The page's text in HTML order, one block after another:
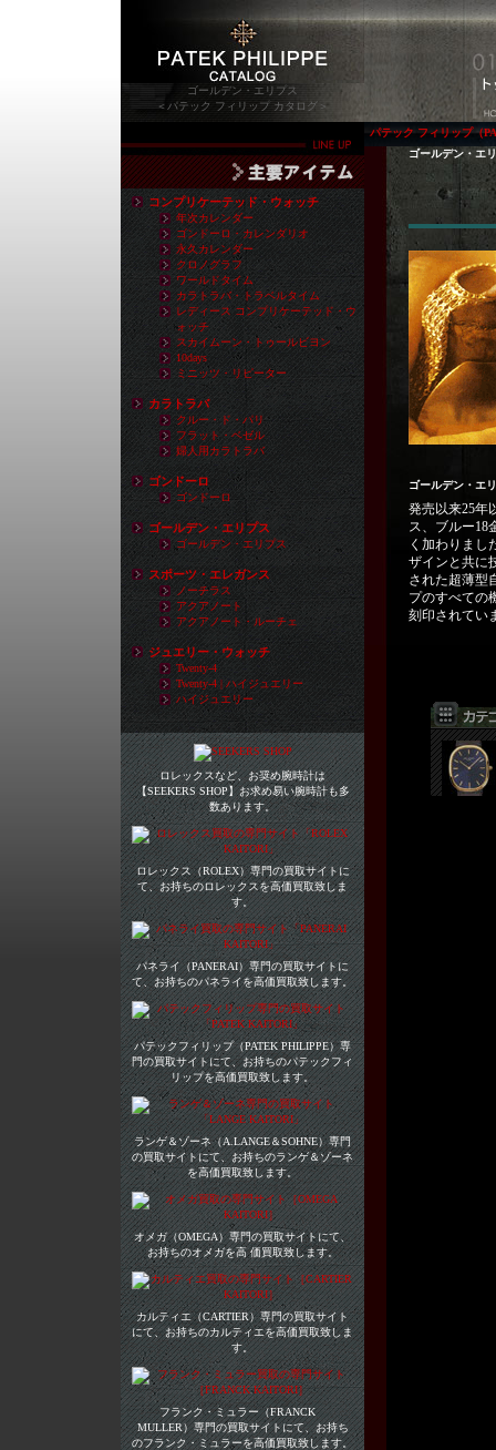
ゴールデン・エリプス
＜パテック フィリップ カタログ＞
パテック フィリップ（
ゴールデン・エ
ゴールデン・エ
発売以来25年
ス、ブルー18
く加わりまし
ザインと共に
された超薄型
プのすべての
刻印されてい
コンプリケーテッド・ウォッチ
年次カレンダー
ゴンドーロ・カレンダリオ
永久カレンダー
クロノグラフ
ワールドタイム
カラトラバ・トラベルタイム
レディース コンプリケーテッド・ウ
ォッチ
スカイムーン・トゥールビヨン
10days
ミニッツ・リピーター
カラトラバ
クルー・ド・パリ
フラット・ベゼル
婦人用カラトラバ
ゴンドーロ
ゴンドーロ
ゴールデン・エリプス
ゴールデン・エリプス
スポーツ・エレガンス
ノーチラス
アクアノート
アクアノート・ルーチェ
ジュエリー・ウォッチ
Twenty-4
Twenty-4 | ハイジュエリー
ハイジュエリー
ロレックスなど、お奨め腕時計は
【SEEKERS SHOP】お求め易い腕時計も多
数あります。
ロレックス（ROLEX）専門の買取サイトに
て、お持ちのロレックスを高価買取致しま
す。
パネライ（PANERAI）専門の買取サイトに
て、お持ちのパネライを高価買取致します。
パテックフィリップ（PATEK PHILIPPE）専
門の買取サイトにて、お持ちのパテックフィ
リップを高価買取致します。
ランゲ＆ゾーネ（A.LANGE＆SOHNE）専門
の買取サイトにて、お持ちのランゲ＆ゾーネ
を高価買取致します。
オメガ（OMEGA）専門の買取サイトにて、
お持ちのオメガを高 価買取致します。
カルティエ（CARTIER）専門の買取サイト
にて、お持ちのカルティエを高価買取致しま
す。
フランク・ミュラー（FRANCK
MULLER）専門の買取サイトにて、お持ち
のフランク・ミュラーを高価買取致します。